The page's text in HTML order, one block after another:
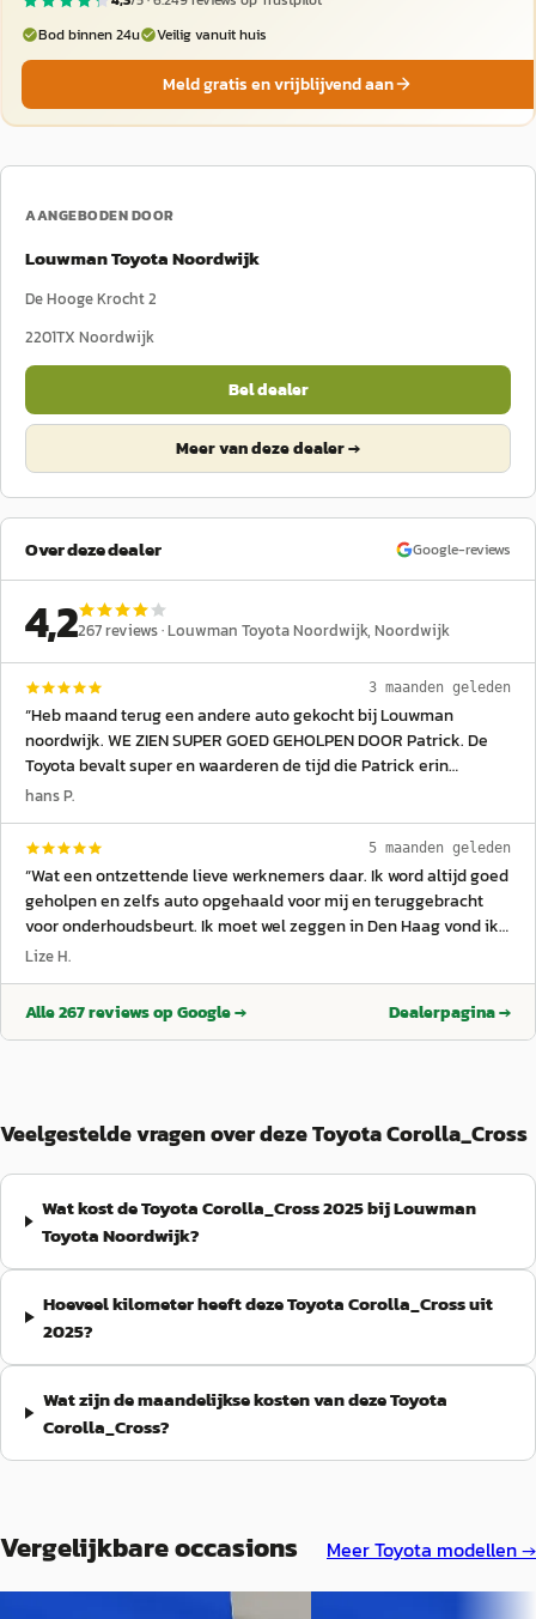
Bod binnen 24u
Veilig vanuit huis
Meld gratis en vrijblijvend aan
AANGEBODEN DOOR
Louwman Toyota Noordwijk
De Hooge Krocht 2
2201TX Noordwijk
Bel dealer
Meer van deze dealer →
Over deze dealer Google-reviews
4,2267reviews ·Louwman Toyota Noordwijk, Noordwijk
3 maanden geleden
“Heb maand terug een andere auto gekocht bij Louwman
noordwijk. WE ZIEN SUPER GOED GEHOLPEN DOOR Patrick. De
Toyota bevalt super en waarderen de tijd die Patrick erin
gestoken heeft.En het goede advies wat hij heeft gegeven.
hans P.
5 maanden geleden
“Wat een ontzettende lieve werknemers daar. Ik word altijd goed
geholpen en zelfs auto opgehaald voor mij en teruggebracht
voor onderhoudsbeurt. Ik moet wel zeggen in Den Haag vond ik
ze niet zo klantvriendelijk daarom naar Noordwijk gegaan. Van
Lize H.
Alle267reviews op Google → Dealerpagina →
Veelgestelde vragen over deze Toyota Corolla_Cross
Wat kost de Toyota Corolla_Cross 2025 bij Louwman
Toyota Noordwijk?
Hoeveel kilometer heeft deze Toyota Corolla_Cross uit
2025?
Wat zijn de maandelijkse kosten van deze Toyota
Corolla_Cross?
Vergelijkbare occasions MeerToyota modellen →